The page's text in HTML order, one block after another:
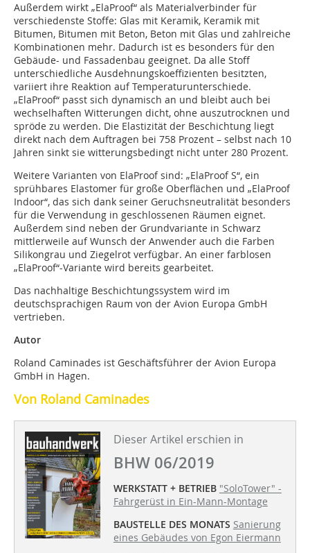
Außerdem wirkt „ElaProof“ als Materialverbinder für
verschiedenste Stoffe: Glas mit Keramik, Keramik mit
Bitumen, Bitumen mit Beton, Beton mit Glas und zahlreiche
Kombinationen mehr. Dadurch ist es besonders für den
Gebäude- und Fassadenbau geeignet. Da alle Stoff
unterschiedliche Ausdehnungskoeffizienten besitzten,
variiert ihre Reaktion auf Temperaturunterschiede.
„ElaProof“ passt sich dynamisch an und bleibt auch bei
wechselhaften Witterungen dicht, ohne auszutrocknen und
spröde zu werden. Die Elastizität der Beschichtung liegt
direkt nach dem Auftragen bei 758 Prozent – selbst nach 10
Jahren sinkt sie witterungsbedingt nicht unter 280 Prozent.
Weitere Varianten von ElaProof sind: „ElaProof S“, ein
sprühbares Elastomer für große Oberflächen und „ElaProof
Indoor“, das sich dank seiner Geruchsneutralität besonders
für die Verwendung in geschlossenen Räumen eignet.
Außerdem sind neben der Grundvariante in Schwarz
mittlerweile auf Wunsch der Anwender auch die Farben
Silikongrau und Ziegelrot verfügbar. An einer farblosen
„ElaProof“-Variante wird bereits gearbeitet.
Das nachhaltige Beschichtungssystem wird im
deutschsprachigen Raum von der Avion Europa GmbH
vertrieben.
Autor
Roland Caminades ist Geschäftsführer der Avion Europa
GmbH in Hagen.
Von Roland Caminades
Dieser Artikel erschien in
BHW 06/2019
WERKSTATT + BETRIEB "SoloTower" -
Fahrgerüst in Ein-Mann-Montage
BAUSTELLE DES MONATS Sanierung
eines Gebäudes von Egon Eiermann